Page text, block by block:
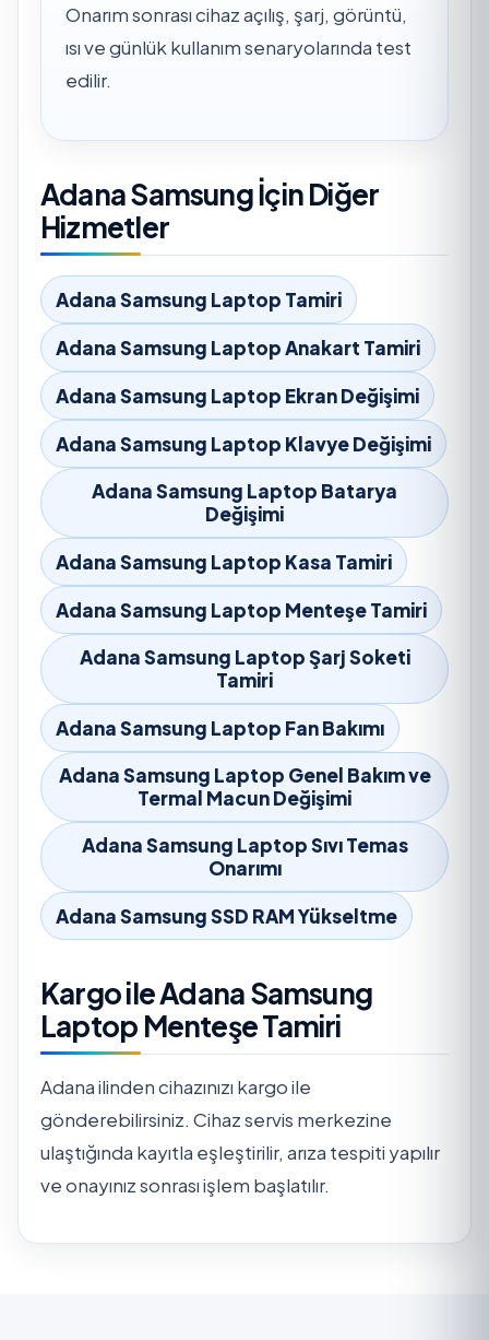
Onarım sonrası cihaz açılış, şarj, görüntü,
ısı ve günlük kullanım senaryolarında test
edilir.
Adana Samsung İçin Diğer
Hizmetler
Adana Samsung Laptop Tamiri
Adana Samsung Laptop Anakart Tamiri
Adana Samsung Laptop Ekran Değişimi
Adana Samsung Laptop Klavye Değişimi
Adana Samsung Laptop Batarya
Değişimi
Adana Samsung Laptop Kasa Tamiri
Adana Samsung Laptop Menteşe Tamiri
Adana Samsung Laptop Şarj Soketi
Tamiri
Adana Samsung Laptop Fan Bakımı
Adana Samsung Laptop Genel Bakım ve
Termal Macun Değişimi
Adana Samsung Laptop Sıvı Temas
Onarımı
Adana Samsung SSD RAM Yükseltme
Kargo ile Adana Samsung
Laptop Menteşe Tamiri
Adana ilinden cihazınızı kargo ile
gönderebilirsiniz. Cihaz servis merkezine
ulaştığında kayıtla eşleştirilir, arıza tespiti yapılır
ve onayınız sonrası işlem başlatılır.